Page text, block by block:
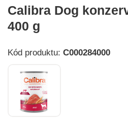
Calibra Dog
400 g
Kód produktu: C000284000